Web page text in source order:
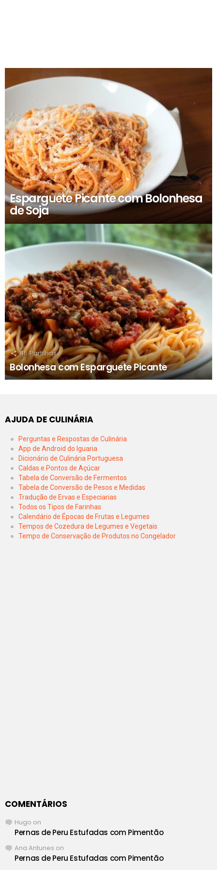
RECOMENDADOS
Esparguete Picante com Bolonhesa
de Soja
45 Partilhas
Bolonhesa com Esparguete Picante
AJUDA DE CULINÁRIA
Perguntas e Respostas de Culinária
App de Android do Iguaria
Dicionário de Culinária Portuguesa
Caldas e Pontos de Açúcar
Tabela de Conversão de Fermentos
Tabela de Conversão de Pesos e Medidas
Tradução de Ervas e Especiarias
Todos os Tipos de Farinhas
Calendário de Épocas de Frutas e Legumes
Tempos de Cozedura de Legumes e Vegetais
Tempo de Conservação de Produtos no Congelador
COMENTÁRIOS
Hugo on
Pernas de Peru Estufadas com Pimentão
Ana Antunes on
Pernas de Peru Estufadas com Pimentão